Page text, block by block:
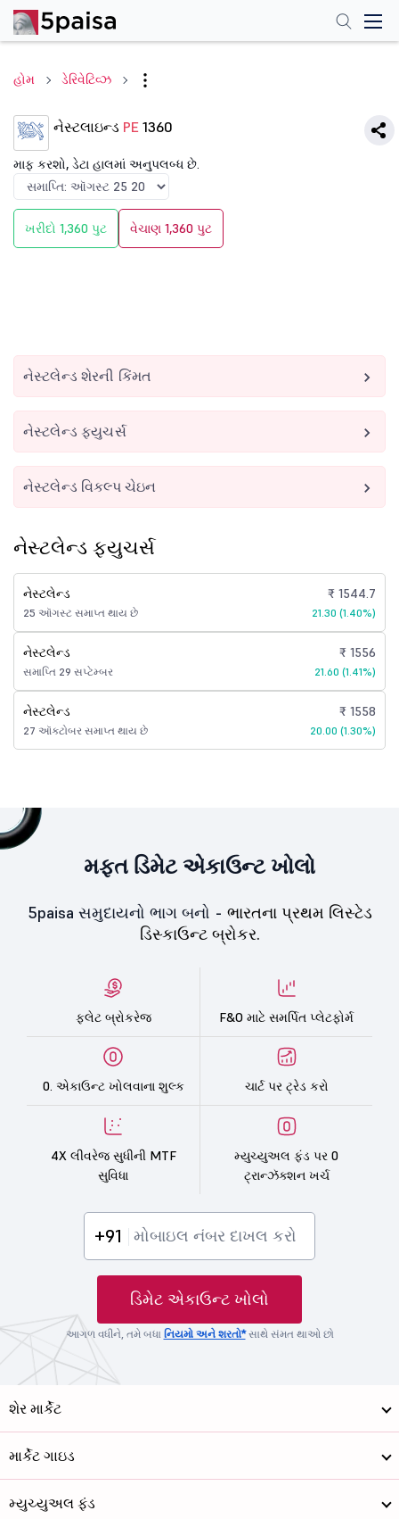
હોમ ડેરિવેટિવ્ઝ
નેસ્ટલાઇન્ડ PE 1360
માફ કરશો, ડેટા હાલમાં અનુપલબ્ધ છે.
ખરીદો 1,360 પુટ વેચાણ 1,360 પુટ
નેસ્ટલેન્ડ શેરની કિંમત
નેસ્ટલેન્ડ ફ્યુચર્સ
નેસ્ટલેન્ડ વિકલ્પ ચેઇન
નેસ્ટલેન્ડ ફ્યુચર્સ
નેસ્ટલેન્ડ
25 ઑગસ્ટ સમાપ્ત થાય છે
₹ 1544.7
21.30 (1.40%)
નેસ્ટલેન્ડ
સમાપ્તિ 29 સપ્ટેમ્બર
₹ 1556
21.60 (1.41%)
નેસ્ટલેન્ડ
27 ઑક્ટોબર સમાપ્ત થાય છે
₹ 1558
20.00 (1.30%)
મફત ડિમેટ એકાઉન્ટ ખોલો
5paisa સમુદાયનો ભાગ બનો - ભારતના પ્રથમ લિસ્ટેડ
ડિસ્કાઉન્ટ બ્રોકર.
ફ્લેટ બ્રોકરેજ F&O માટે સમર્પિત પ્લેટફોર્મ
0. એકાઉન્ટ ખોલવાના શુલ્ક ચાર્ટ પર ટ્રેડ કરો
4X લીવરેજ સુધીની MTF
સુવિધા
મ્યુચ્યુઅલ ફંડ પર 0
ટ્રાન્ઝૅક્શન ખર્ચ
+91
ડિમેટ એકાઉન્ટ ખોલો
આગળ વધીને, તમે બધા નિયમો અને શરતો*સાથે સંમત થાઓ છો
શેર માર્કેટ
માર્કેટ ગાઇડ
મ્યુચ્યુઅલ ફંડ